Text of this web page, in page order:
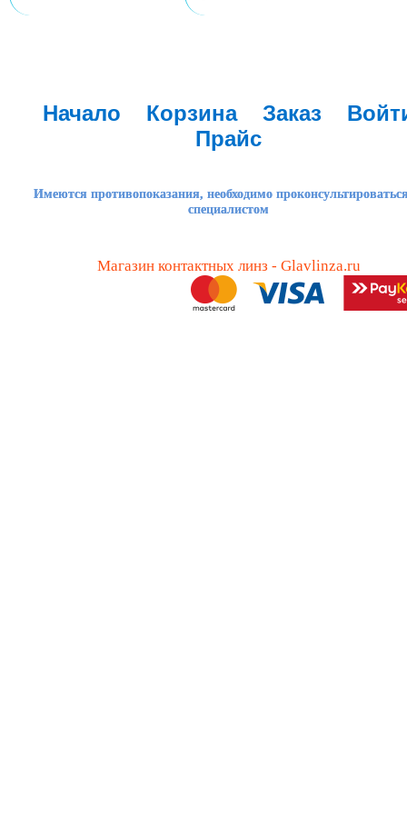
Начало Корзина Заказ
Прайс
Имеются противопоказания, необходимо
специалистом
Магазин контактных линз - Glavlinza.ru